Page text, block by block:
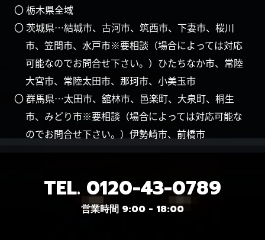
〇 栃木県全域
〇 茨城県…結城市、古河市、筑西市、下妻市、桜川
市、笠間市、水戸市※要相談（場合によっては対応
可能なのでお問合せ下さい。）ひたちなか市、常陸
大宮市、常陸太田市、那珂市、小美玉市
〇 群馬県…太田市、舘林市、邑楽町、大泉町、桐生
市、みどり市※要相談（場合によっては対応可能な
のでお問合せ下さい。）伊勢崎市、前橋市
TEL. 0120-43-0789
営業時間 9:00 - 18:00